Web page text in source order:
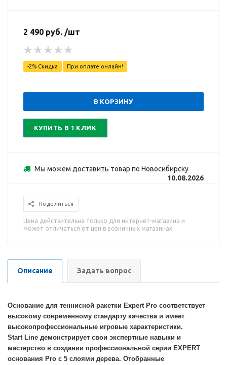
2 490 руб. /шт
-2% Скидка При оплате онлайн!
В КОРЗИНУ
КУПИТЬ В 1 КЛИК
Мы можем доставить товар по Новосибирску
10.08.2026
Поделиться
Цена действительна только для интернет-магазина и
может отличаться от цен в розничных магазинах
Описание Задать вопрос
Основание для теннисной ракетки Expert Pro соответствует
высокому современному стандарту качества и имеет
высокопрофессиональные игровые характеристики.
Start Line демонстрирует свои экспертные навыки и
мастерство в создании профессиональной серии EXPERT
основания Pro с 5 слоями дерева. Отобранные